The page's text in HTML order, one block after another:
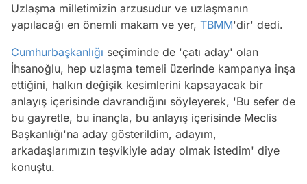
Uzlaşma milletimizin arzusudur ve uzlaşmanın
yapılacağı en önemli makam ve yer, TBMM'dir' dedi.
Cumhurbaşkanlığı seçiminde de 'çatı aday' olan
İhsanoğlu, hep uzlaşma temeli üzerinde kampanya inşa
ettiğini, halkın değişik kesimlerini kapsayacak bir
anlayış içerisinde davrandığını söyleyerek, 'Bu sefer de
bu gayretle, bu inançla, bu anlayış içerisinde Meclis
Başkanlığı'na aday gösterildim, adayım,
arkadaşlarımızın teşvikiyle aday olmak istedim' diye
konuştu.